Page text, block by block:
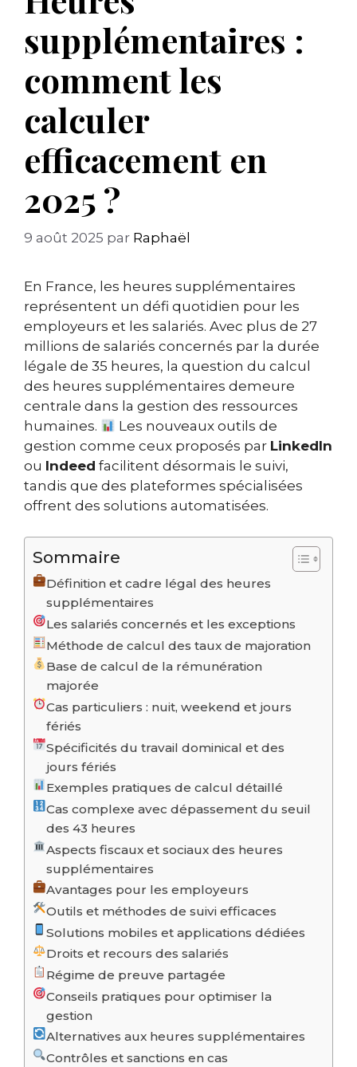
supplémentaires :
comment les
calculer
efficacement en
2025 ?
9 août 2025 par Raphaël
En France, les heures supplémentaires
représentent un défi quotidien pour les
employeurs et les salariés. Avec plus de 27
millions de salariés concernés par la durée
légale de 35 heures, la question du calcul
des heures supplémentaires demeure
centrale dans la gestion des ressources
humaines.
Les nouveaux outils de
gestion comme ceux proposés par LinkedIn
ou Indeed facilitent désormais le suivi,
tandis que des plateformes spécialisées
offrent des solutions automatisées.
Sommaire
Définition et cadre légal des heures
supplémentaires
Les salariés concernés et les exceptions
Méthode de calcul des taux de majoration
Base de calcul de la rémunération
majorée
Cas particuliers : nuit, weekend et jours
fériés
Spécificités du travail dominical et des
jours fériés
Exemples pratiques de calcul détaillé
Cas complexe avec dépassement du seuil
des 43 heures
Aspects fiscaux et sociaux des heures
supplémentaires
Avantages pour les employeurs
Outils et méthodes de suivi efficaces
Solutions mobiles et applications dédiées
Droits et recours des salariés
Régime de preuve partagée
Conseils pratiques pour optimiser la
gestion
Alternatives aux heures supplémentaires
Contrôles et sanctions en cas